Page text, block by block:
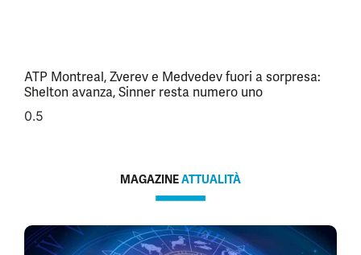
ATP Montreal, Zverev e Medvedev fuori a sorpresa:
Shelton avanza, Sinner resta numero uno
MAGAZINEATTUALITÀ